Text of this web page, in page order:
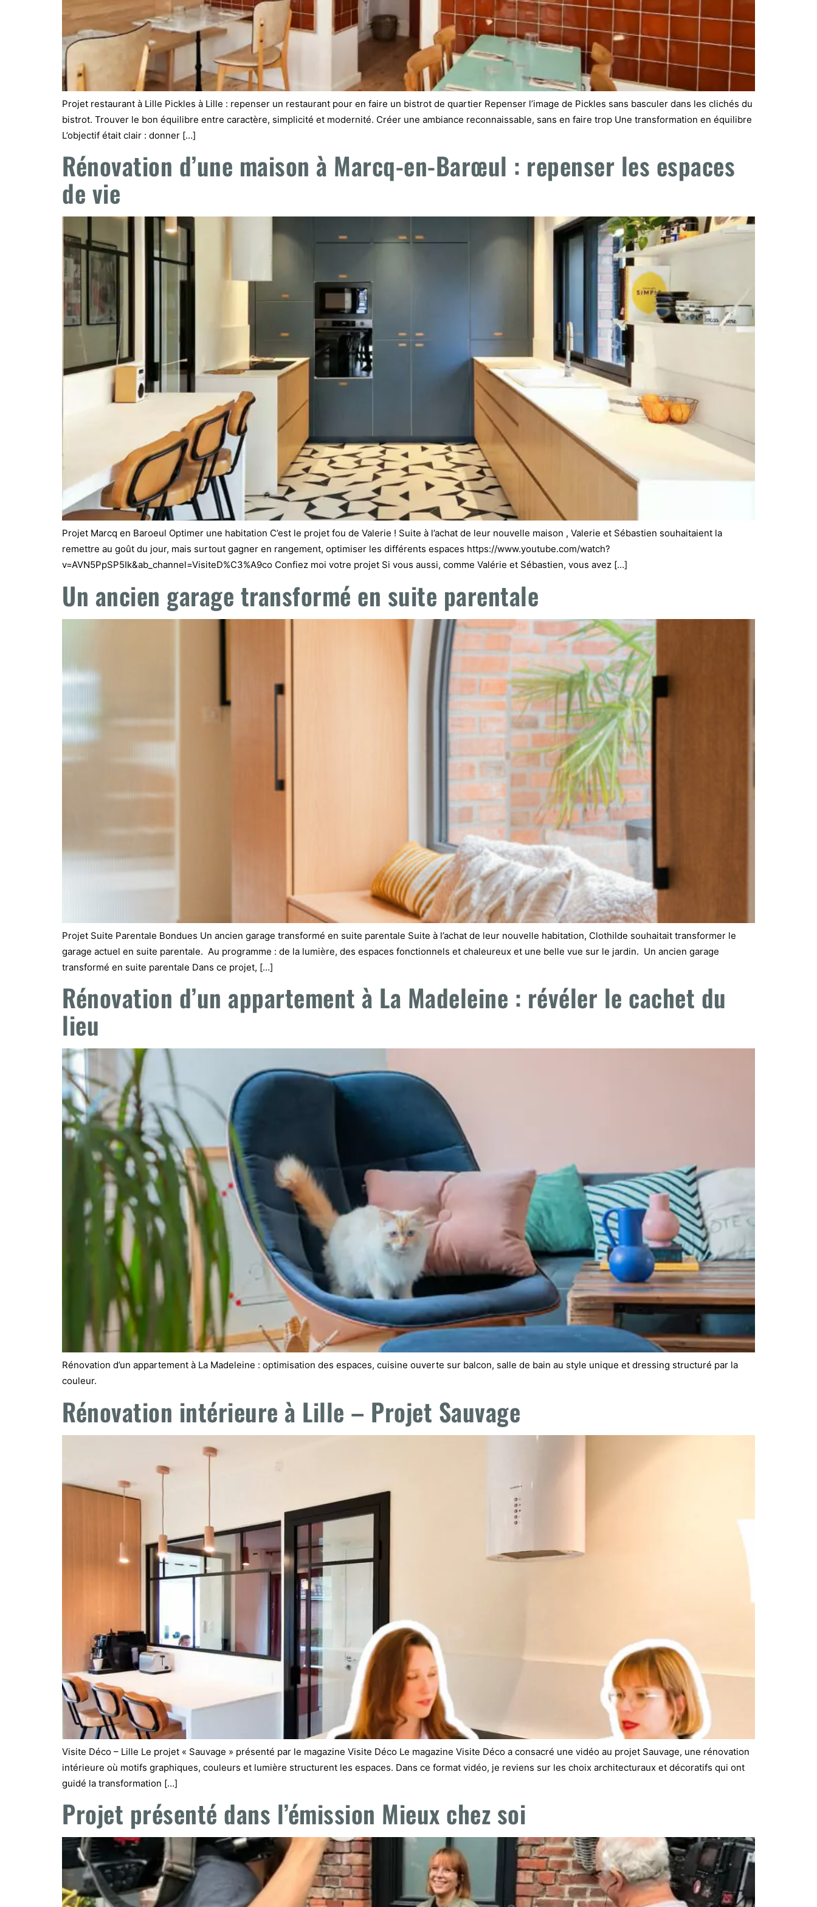
Projet restaurant à Lille Pickles à Lille : repenser un restaurant pour en faire un bistrot de quartier Repenser l’image de Pickles sans basculer dans les clichés du
bistrot. Trouver le bon équilibre entre caractère, simplicité et modernité. Créer une ambiance reconnaissable, sans en faire trop Une transformation en équilibre
L’objectif était clair : donner […]
Rénovation d’une maison à Marcq-en-Barœul : repenser les espaces
de vie
Projet Marcq en Baroeul Optimer une habitation C’est le projet fou de Valerie ! Suite à l’achat de leur nouvelle maison , Valerie et Sébastien souhaitaient la
remettre au goût du jour, mais surtout gagner en rangement, optimiser les différents espaces https://www.youtube.com/watch?
v=AVN5PpSP5Ik&ab_channel=VisiteD%C3%A9co Confiez moi votre projet Si vous aussi, comme Valérie et Sébastien, vous avez […]
Un ancien garage transformé en suite parentale
Projet Suite Parentale Bondues Un ancien garage transformé en suite parentale Suite à l’achat de leur nouvelle habitation, Clothilde souhaitait transformer le
garage actuel en suite parentale. Au programme : de la lumière, des espaces fonctionnels et chaleureux et une belle vue sur le jardin. Un ancien garage
transformé en suite parentale Dans ce projet, […]
Rénovation d’un appartement à La Madeleine : révéler le cachet du
lieu
Rénovation d’un appartement à La Madeleine : optimisation des espaces, cuisine ouverte sur balcon, salle de bain au style unique et dressing structuré par la
couleur.
Rénovation intérieure à Lille – Projet Sauvage
Visite Déco – Lille Le projet « Sauvage » présenté par le magazine Visite Déco Le magazine Visite Déco a consacré une vidéo au projet Sauvage, une rénovation
intérieure où motifs graphiques, couleurs et lumière structurent les espaces. Dans ce format vidéo, je reviens sur les choix architecturaux et décoratifs qui ont
guidé la transformation […]
Projet présenté dans l’émission Mieux chez soi